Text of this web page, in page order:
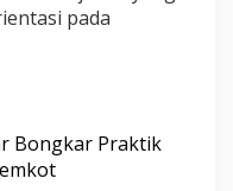
pada
Bongkar Praktik